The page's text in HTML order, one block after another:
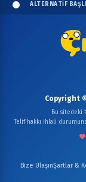
ALTERNATİF
Bize UlaşınŞartlar &
Copyright
Bu sitedeki
Telif hakkı ihlali